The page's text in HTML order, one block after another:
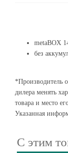
metaBOX
без
*Производитель
дилера менять
товара и место
Указанная
С этим